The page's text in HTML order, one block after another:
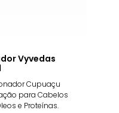
Vyvedas
Cupuaçu
para Cabelos
e Proteínas.